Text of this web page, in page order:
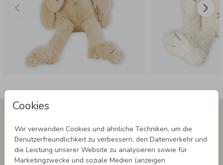
Cookies
Wir verwenden Cookies und ähnliche Techniken, um die
Benutzerfreundlichkeit zu verbessern, den Datenverkehr und
die Leistung unserer Website zu analysieren sowie für
Marketingzwecke und soziale Medien (anzeigen
Gut zu wissen: Da wir den Namen hochwertig einsticken, ist
die Rückseite der Stickerei auf der Innenseite des Ohrs
sichtbar. Lieferzeit: 3 - 5 Werktage
Newsletter abonnieren und 5,00 € Rabatt**
Melde Dich zu unserem Newsletter an und bleibe auf dem
Laufenden.